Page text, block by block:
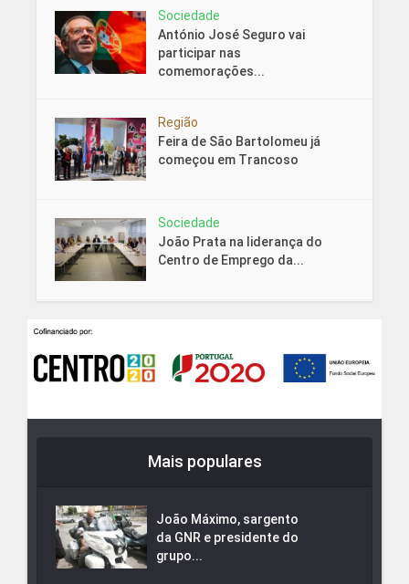
Sociedade
António José Seguro vai
participar nas
comemorações...
Região
Feira de São Bartolomeu já
começou em Trancoso
Sociedade
João Prata na liderança do
Centro de Emprego da...
Mais populares
João Máximo, sargento
da GNR e presidente do
grupo...